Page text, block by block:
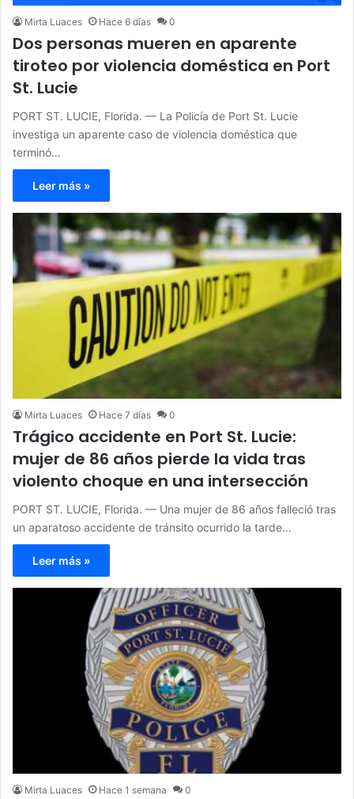
Mirta Luaces Hace 6 días 0
Dos personas mueren en aparente
tiroteo por violencia doméstica en Port
St. Lucie
PORT ST. LUCIE, Florida. — La Policía de Port St. Lucie
investiga un aparente caso de violencia doméstica que
terminó…
Leer más »
Mirta Luaces Hace 7 días 0
Trágico accidente en Port St. Lucie:
mujer de 86 años pierde la vida tras
violento choque en una intersección
PORT ST. LUCIE, Florida. — Una mujer de 86 años falleció tras
un aparatoso accidente de tránsito ocurrido la tarde…
Leer más »
Mirta Luaces Hace 1 semana 0